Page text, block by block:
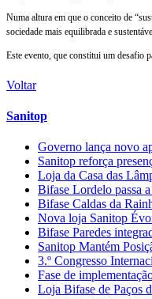
Numa altura em que o conceito de
sociedade mais equilibrada e
Este evento, que constitui um desafio
Voltar
Sanitop
Governo lança novo
Sanitop reforça
Loja da Casa das
Bifase Lordelo passa
Bifase Caldas da
Nova loja Sanitop
Bifase Paredes
Sanitop Mantém
3.º Congresso
Fase de
Loja Bifase de Paços